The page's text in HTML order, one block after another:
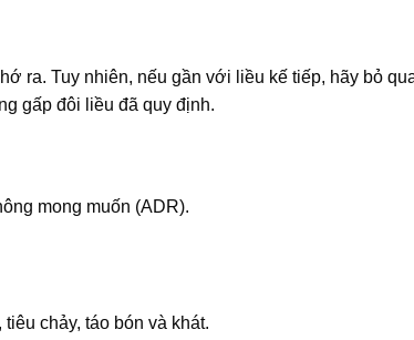
ra. Tuy nhiên, nếu gần với liều kế tiếp, hãy bỏ
gấp đôi liều đã quy định.
mong muốn (ADR).
chảy, táo bón và khát.